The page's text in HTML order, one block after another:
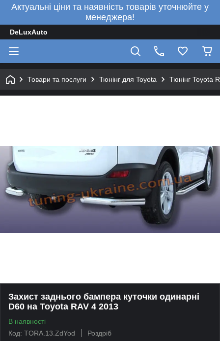
Актуальні ціни та наявність товарів уточнюйте у
менеджера!
DeLuxAuto
Товари та послуги Тюнінг для Toyota Тюнінг Toyota
Захист заднього бампера куточки одинарні
D60 на Toyota RAV 4 2013
В наявності
Код: TORA.13.ZdYod
Роздріб